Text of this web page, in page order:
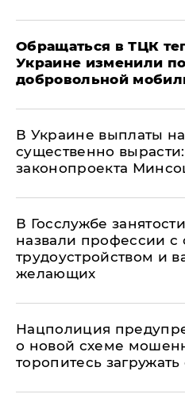
Обращаться в ТЦК
Украине изменили
добровольной
В Украине выплаты
существенно
законопроекта
В Госслужбе
назвали профессии
трудоустройством и
желающих
Нацполиция
о новой схеме
торопитесь